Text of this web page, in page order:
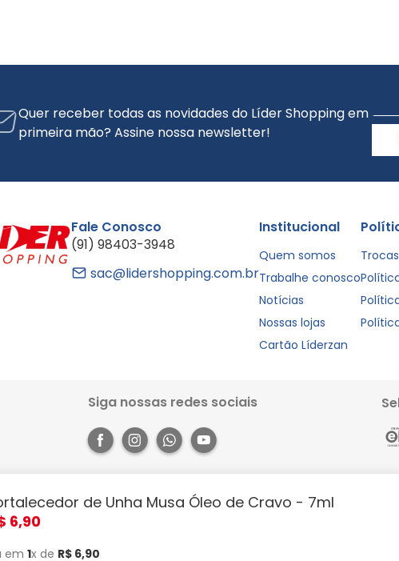
de Unha Musa Óleo de Cravo - 7ml
6,90
em1x de R$ 6,90
Quer receber todas as novidades do Líder Shopping em
primeira mão? Assine nossa newsletter!
Fale Conosco
(91) 98403-3948
sac@lidershopping.com.br
Institucional
Quem somos
Trabalhe conosco
Notícias
Nossas lojas
Cartão Líderzan
Siga nossas redes sociais
0001-59 | Rua dos Pariquis, 1056 - Jurunas, Belém - PA, 66033-590. Site
notebooks e muito mais. Aproveite a agilidade, praticidade e
ser feitas sem prévia notificação. Todas as imagens neste site são de efeito